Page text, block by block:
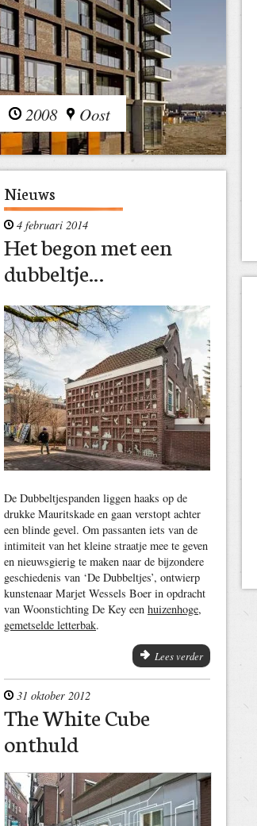
2008 Oost
Nieuws
4 februari 2014
Het begon met een
dubbeltje…
De Dubbeltjespanden liggen haaks op de
drukke Mauritskade en gaan verstopt achter
een blinde gevel. Om passanten iets van de
intimiteit van het kleine straatje mee te geven
en nieuwsgierig te maken naar de bijzondere
geschiedenis van ‘De Dubbeltjes’, ontwierp
kunstenaar Marjet Wessels Boer in opdracht
van Woonstichting De Key een huizenhoge,
gemetselde letterbak.
Lees verder
31 oktober 2012
The White Cube
onthuld